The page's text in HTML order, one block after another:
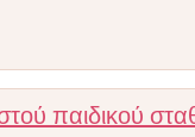
παιδικού